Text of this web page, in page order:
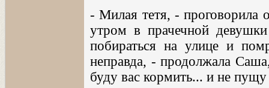
- Милая тетя, - проговорила
утром в прачечной
побираться на улице и
неправда, - продолжала
буду вас кормить... и не